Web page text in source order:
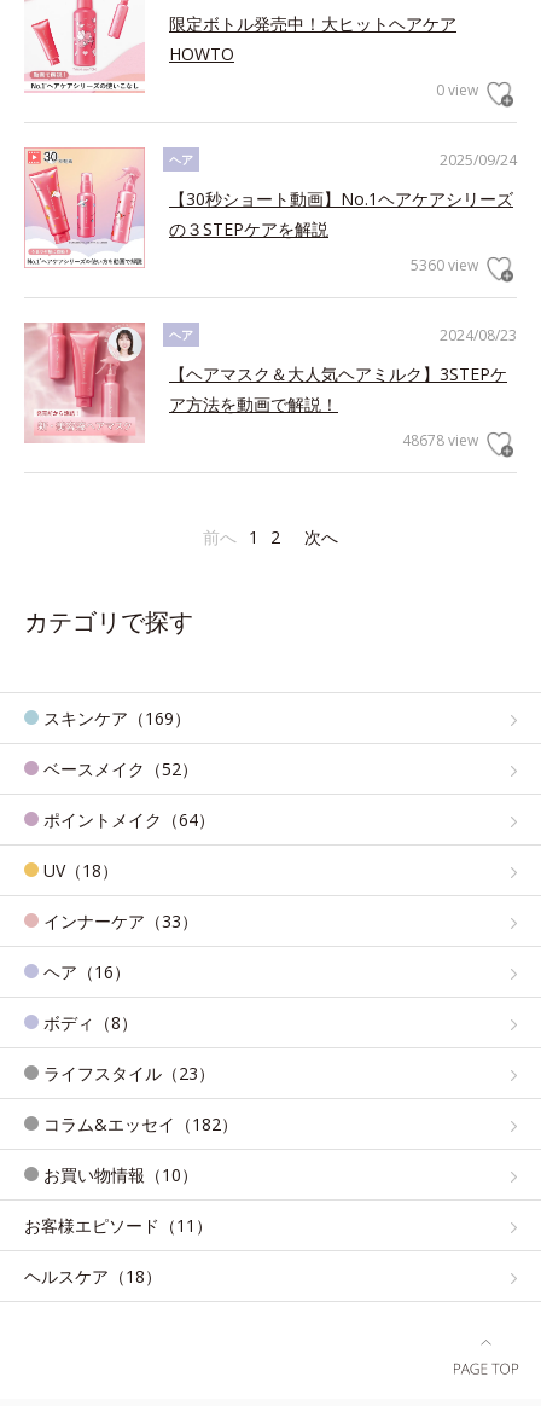
限定ボトル発売中！大ヒットヘアケア
HOWTO
0 view
2025/09/24
ヘア
【30秒ショート動画】No.1ヘアケアシリーズ
の３STEPケアを解説
5360 view
2024/08/23
ヘア
【ヘアマスク＆大人気ヘアミルク】3STEPケ
ア方法を動画で解説！
48678 view
前へ 1 2 次へ
カテゴリで探す
スキンケア（169）
ベースメイク（52）
ポイントメイク（64）
UV（18）
インナーケア（33）
ヘア（16）
ボディ（8）
ライフスタイル（23）
コラム&エッセイ（182）
お買い物情報（10）
お客様エピソード（11）
ヘルスケア（18）